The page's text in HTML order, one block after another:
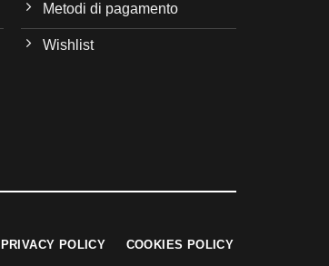
Metodi di pagamento
Wishlist
PRIVACY POLICY COOKIES POLICY